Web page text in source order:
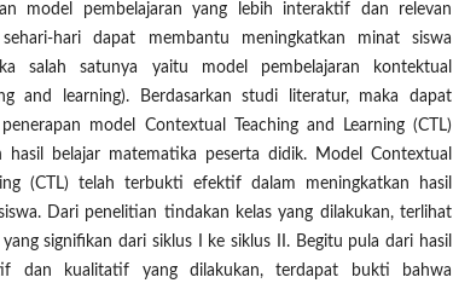
model pembelajaran yang lebih interaktif dan relevan
hari dapat membantu meningkatkan minat siswa
salah satunya yaitu model pembelajaran kontektual
and learning). Berdasarkan studi literatur, maka dapat
model Contextual Teaching and Learning (CTL)
hasil belajar matematika peserta didik. Model Contextual
(CTL) telah terbukti efektif dalam meningkatkan hasil
Dari penelitian tindakan kelas yang dilakukan, terlihat
signifikan dari siklus I ke siklus II. Begitu pula dari hasil
dan kualitatif yang dilakukan, terdapat bukti bahwa